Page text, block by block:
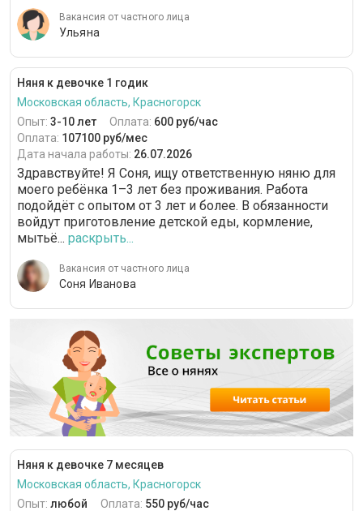
Вакансия от частного лица
Ульяна
Няня к девочке 1 годик
Московская область, Красногорск
Опыт: 3-10 лет Оплата: 600 руб/час
Оплата: 107100 руб/мес
Дата начала работы: 26.07.2026
Здравствуйте! Я Соня, ищу ответственную няню для
моего ребёнка 1–3 лет без проживания. Работа
подойдёт с опытом от 3 лет и более. В обязанности
войдут приготовление детской еды, кормление,
мытьё... раскрыть...
Вакансия от частного лица
Соня Иванова
Няня к девочке 7 месяцев
Московская область, Красногорск
Опыт: любой Оплата: 550 руб/час